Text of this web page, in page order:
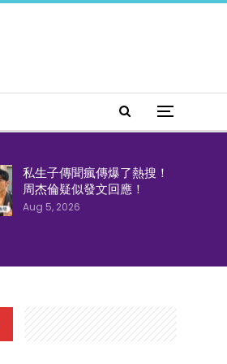
私生子傳聞瘋傳爆了熱搜！
周杰倫疑似發文回應！
Aug 5, 2026